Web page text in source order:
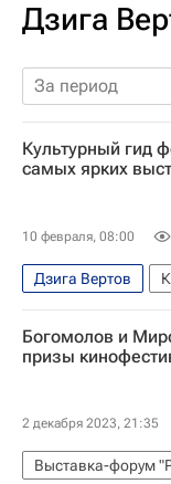
Дзига
За период
Культурный гид
самых ярких
10 февраля, 08:00
Дзига Вертов
Культура-Важное
что посмотреть
Виктор Шкловский
Музей Москвы
Богомолов и
призы
2 декабря 2023, 21:35
Выставка-форум